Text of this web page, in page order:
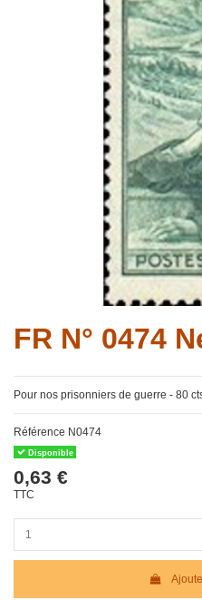
FR N° 0474
Pour nos prisonniers de guerre - 80
Référence N0474
Disponible
0,63 €
TTC